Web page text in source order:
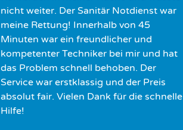
nicht weiter. Der Sanitär Notdienst war
meine Rettung! Innerhalb von 45
Minuten war ein freundlicher und
kompetenter Techniker bei mir und hat
das Problem schnell behoben. Der
Service war erstklassig und der Preis
absolut fair. Vielen Dank für die schnelle
Hilfe!